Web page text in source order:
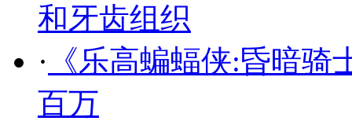
和牙齿组织
· 《乐高蝙蝠侠:昏暗骑
百万